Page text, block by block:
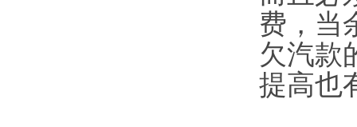
费，当
欠汽款
提高也